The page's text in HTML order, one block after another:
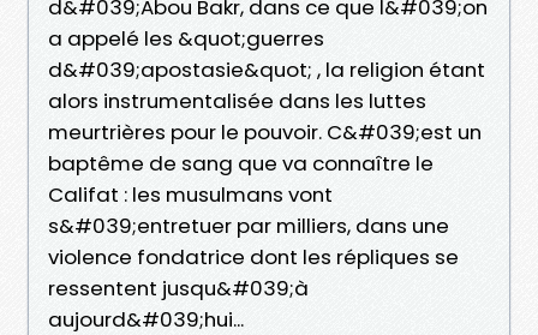
d&#039;Abou Bakr, dans ce que l&#039;on
a appelé les &quot;guerres
d&#039;apostasie&quot; , la religion étant
alors instrumentalisée dans les luttes
meurtrières pour le pouvoir. C&#039;est un
baptême de sang que va connaître le
Califat : les musulmans vont
s&#039;entretuer par milliers, dans une
violence fondatrice dont les répliques se
ressentent jusqu&#039;à
aujourd&#039;hui...